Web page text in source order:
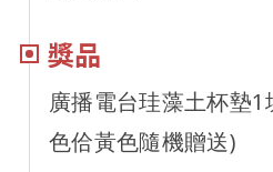
獎品
廣播電台珪藻土杯墊
色佮黃色隨機贈送)